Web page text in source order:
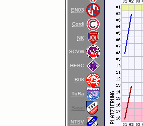
EN03
Cordi
NK
SCVW
HEBC
B08
TuRa
Sasel
NTSV